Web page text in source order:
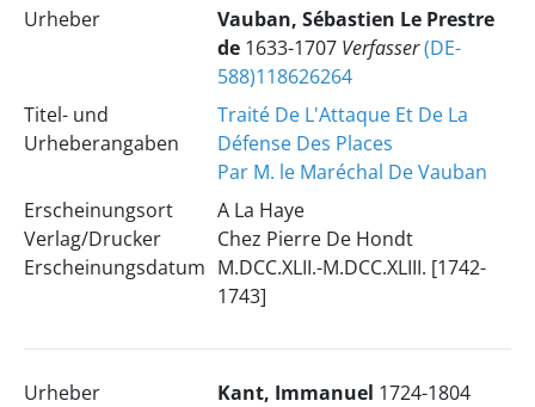
Urheber
Vauban, Sébastien Le Prestre
de 1633-1707 Verfasser(DE-
588)118626264
Titel- und
Urheberangaben
Traité De L'Attaque Et De La
Défense Des Places
Par M. le Maréchal De Vauban
Erscheinungsort
Verlag/Drucker
Erscheinungsdatum
A La Haye
Chez Pierre De Hondt
M.DCC.XLII.-M.DCC.XLIII. [1742-
1743]
Urheber Kant, Immanuel 1724-1804